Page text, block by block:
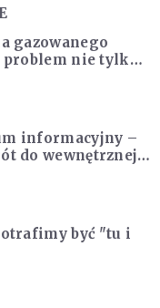
gazowanego
problem nie tylko
informacyjny –
do wewnętrznej
być "tu i